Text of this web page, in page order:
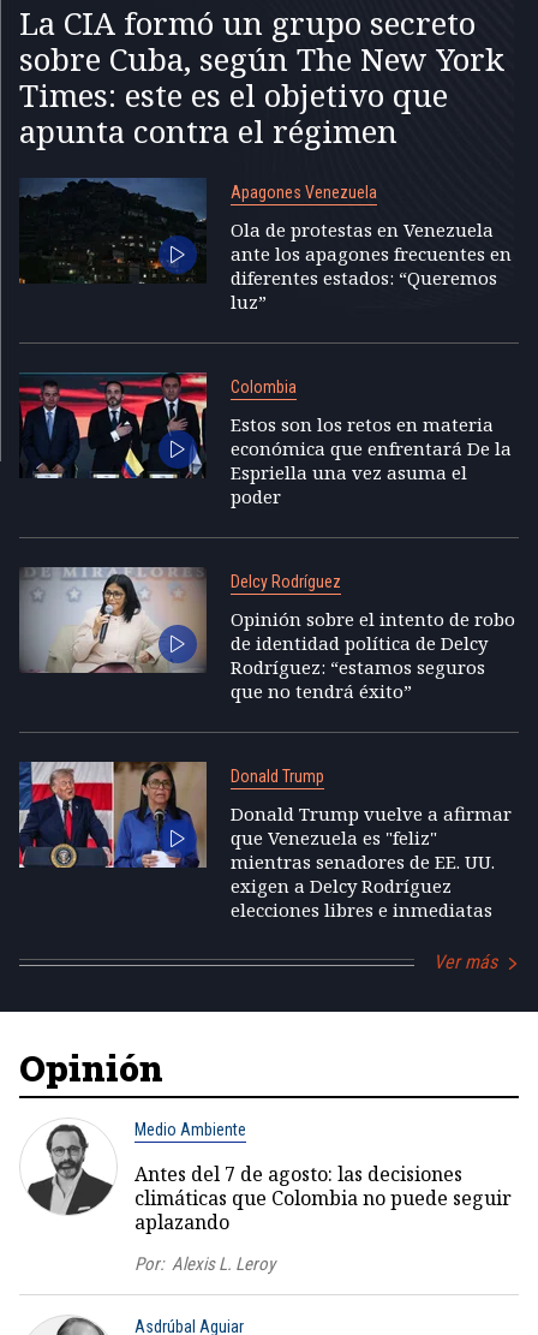
La CIA formó un grupo secreto
sobre Cuba, según The New York
Times: este es el objetivo que
apunta contra el régimen
Apagones Venezuela
Ola de protestas en Venezuela
ante los apagones frecuentes en
diferentes estados: “Queremos
luz”
Colombia
Estos son los retos en materia
económica que enfrentará De la
Espriella una vez asuma el
poder
Delcy Rodríguez
Opinión sobre el intento de robo
de identidad política de Delcy
Rodríguez: “estamos seguros
que no tendrá éxito”
Donald Trump
Donald Trump vuelve a afirmar
que Venezuela es "feliz"
mientras senadores de EE. UU.
exigen a Delcy Rodríguez
elecciones libres e inmediatas
Ver más
Opinión
Medio Ambiente
Antes del 7 de agosto: las decisiones
climáticas que Colombia no puede seguir
aplazando
Por: Alexis L. Leroy
Asdrúbal Aguiar